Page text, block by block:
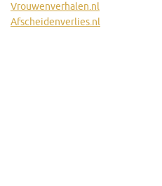
Vrouwenverhalen.nl
Afscheidenverlies.nl